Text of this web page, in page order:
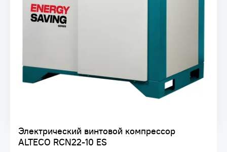
Электрический винтовой компрессор
ALTECO RCN22-10 ES